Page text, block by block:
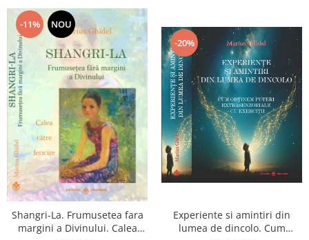
-11% NOU
Shangri-La. Frumusetea fara
margini a Divinului. Calea
-20%
Experiente si amintiri din
lumea de dincolo. Cum